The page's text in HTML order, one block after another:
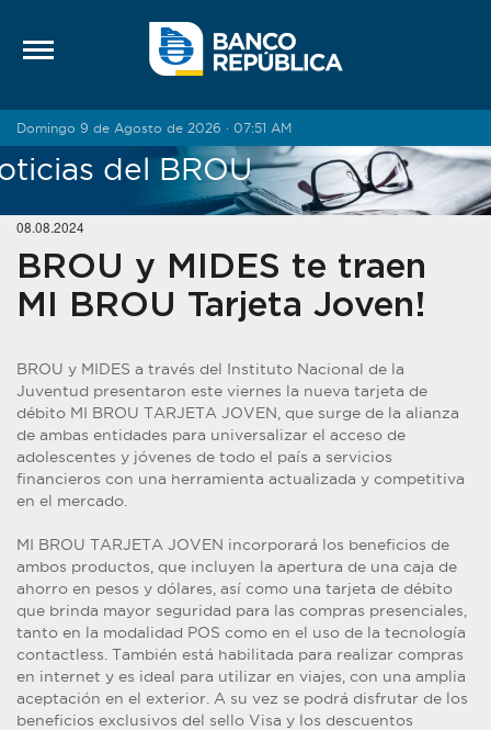
Domingo 9 de Agosto de 2026 · 07:51 AM
del BROU
08.08.2024
BROU y MIDES te traen
MI BROU Tarjeta Joven!
BROU y MIDES a través del Instituto Nacional de la
Juventud presentaron este viernes la nueva tarjeta de
débito MI BROU TARJETA JOVEN, que surge de la alianza
de ambas entidades para universalizar el acceso de
adolescentes y jóvenes de todo el país a servicios
financieros con una herramienta actualizada y competitiva
en el mercado.
MI BROU TARJETA JOVEN incorporará los beneficios de
ambos productos, que incluyen la apertura de una caja de
ahorro en pesos y dólares, así como una tarjeta de débito
que brinda mayor seguridad para las compras presenciales,
tanto en la modalidad POS como en el uso de la tecnología
contactless. También está habilitada para realizar compras
en internet y es ideal para utilizar en viajes, con una amplia
aceptación en el exterior. A su vez se podrá disfrutar de los
beneficios exclusivos del sello Visa y los descuentos